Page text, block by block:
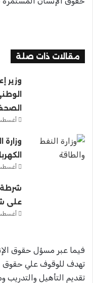
مقالات ذات صلة
وزير
أغسطس 4,
أغسطس 2,
شرطة
على
أغسطس 2,
فيما عبر مسؤل حقوق
تهدف للوقوف علي حقوق
تقديم التأهيل والتدريب